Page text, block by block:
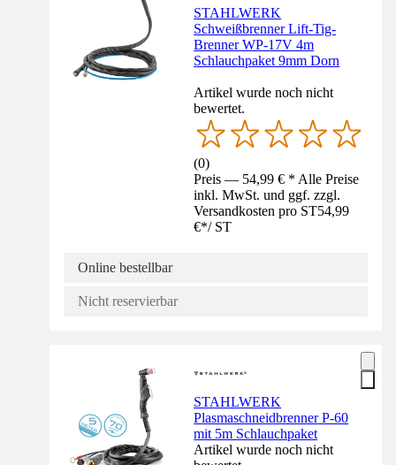
STAHLWERK
Schweißbrenner Lift-Tig-
Brenner WP-17V 4m
Schlauchpaket 9mm Dorn
Artikel wurde noch nicht
bewertet.
(0)
Preis — 54,99 € * Alle Preise
inkl. MwSt. und ggf. zzgl.
Versandkosten pro ST54,99
€*/ ST
Online bestellbar
Nicht reservierbar
STAHLWERK
Plasmaschneidbrenner P-60
mit 5m Schlauchpaket
Artikel wurde noch nicht